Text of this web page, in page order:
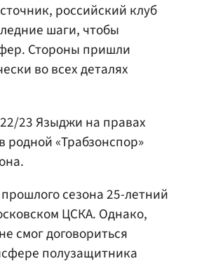
российский клуб
шаги, чтобы
Стороны пришли
во всех деталях
23 Языджи на правах
«Трабзонспор»
сезона 25-летний
ЦСКА. Однако,
смог договориться
полузащитника